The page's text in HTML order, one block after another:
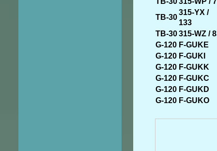
TB-30
315-YX /
133
TB-30315-WZ /
G-120 F-GUKE
G-120 F-GUKI
G-120 F-GUKK
G-120 F-GUKC
G-120 F-GUKD
G-120 F-GUKO